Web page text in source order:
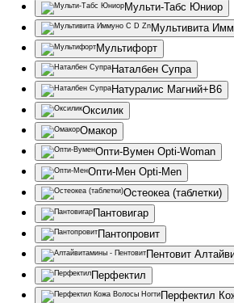
Мульти-Табс Юниор
Мультивита
Мультифорт
Наталбен Супра
Натуралис Магний+В6
Оксилик
Омакор
Опти-Вумен Opti-Woman
Опти-Мен Opti-Men
Остеокеа (таблетки)
Пантовигар
Пантопровит
Пентовит
Перфектил
Перфектил